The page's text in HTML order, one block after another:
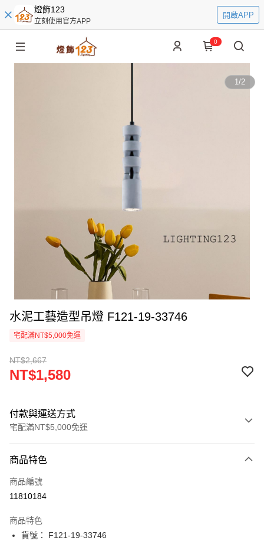
燈飾123
立刻使用官方APP
開啟APP
0
1/2
水泥工藝造型吊燈 F121-19-33746
宅配滿NT$5,000免運
NT$2,667
NT$1,580
付款與運送方式
宅配滿NT$5,000免運
信用卡一次付款
LINE Pay
街口支付
商品特色
商品編號
11810184
商品特色
貨號： F121-19-33746